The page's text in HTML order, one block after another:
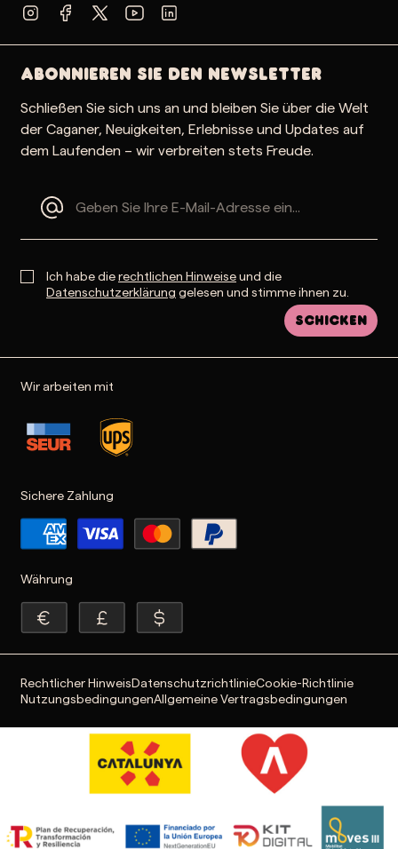
Abonnieren Sie den Newsletter
Schließen Sie sich uns an und bleiben Sie über die Welt
der Caganer, Neuigkeiten, Erlebnisse und Updates auf
dem Laufenden – wir verbreiten stets Freude.
Ich habe dierechtlichen Hinweiseund die
Datenschutzerklärung gelesen und stimme ihnen zu.
Schicken
Wir arbeiten mit
Sichere Zahlung
Währung
Rechtlicher HinweisDatenschutzrichtlinieCookie-Richtlinie
NutzungsbedingungenAllgemeine Vertragsbedingungen